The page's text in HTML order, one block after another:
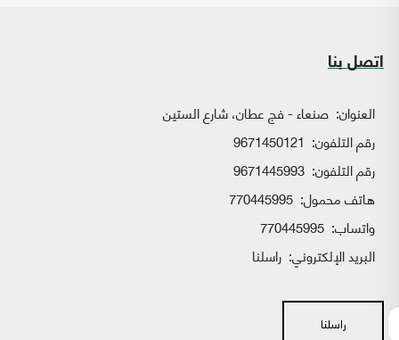
اتصل بنا
العنوان: صنعاء - فج عطان، شارع الستين
رقم التلفون: 9671450121
رقم التلفون: 9671445993
هاتف محمول: 770445995
واتساب:
البريد الإلكتروني: راسلنا
راسلنا